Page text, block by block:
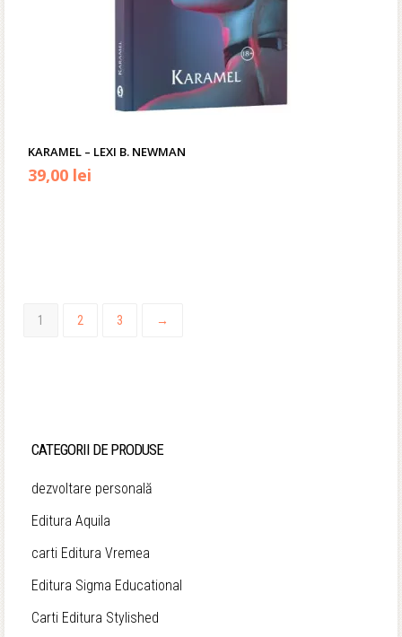
KARAMEL – LEXI B. NEWMAN
39,00 lei
1 2 3 →
CATEGORII DE PRODUSE
dezvoltare personală
Editura Aquila
carti Editura Vremea
Editura Sigma Educational
Carti Editura Stylished